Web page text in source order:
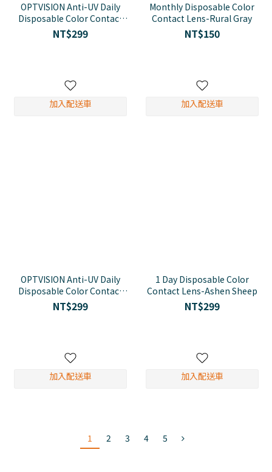
OPTVISION Anti-UV Daily
Disposable Color Contact
Lens - Dew Gray
NT$299
加入配送車
Monthly Disposable Color
Contact Lens-Rural Gray
NT$150
加入配送車
OPTVISION Anti-UV Daily
Disposable Color Contact
Lens - Honyun Beige
NT$299
加入配送車
1 Day Disposable Color
Contact Lens-Ashen Sheep
NT$299
加入配送車
1 2 3 4 5